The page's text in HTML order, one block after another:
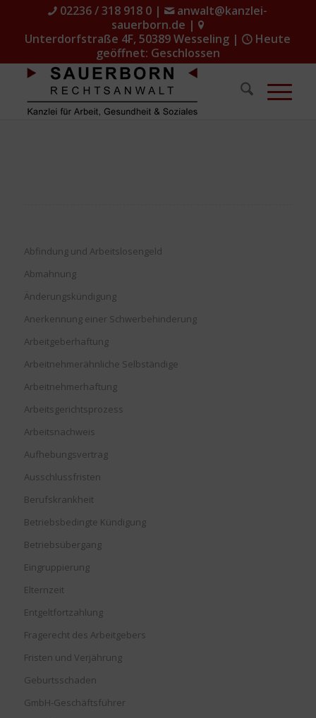
02236 / 318 918 0 |
anwalt@kanzlei-
sauerborn.de |
Unterdorfstraße 4F, 50389 Wesseling |
Heute
geöffnet: Geschlossen
Abfindung und Arbeitslosengeld
Abmahnung
Änderungskündigung
Anerkennung einer Schwerbehinderung
Arbeitgeberhaftung
Arbeitnehmerähnliche Selbständige
Arbeitnehmerhaftung
Arbeitsgerichtsprozess
Arbeitsnachweis
Aufhebungsvertrag
Ausschlussfristen
Berufskrankheit
Betriebsbedingte Kündigung
Betriebsübergang
Eingruppierung
Elternzeit
Entgeltfortzahlung
Fragerecht des Arbeitgebers
Fristen und Verjährung
Geburtsschaden
GmbH-Geschäftsführer